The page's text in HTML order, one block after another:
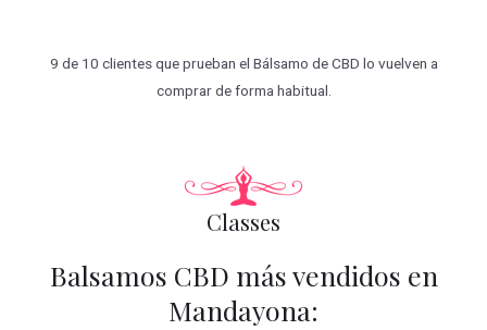
9 de 10 clientes que prueban el Bálsamo de CBD lo vuelven a
comprar de forma habitual.
Classes
Balsamos CBD más vendidos en
Mandayona: